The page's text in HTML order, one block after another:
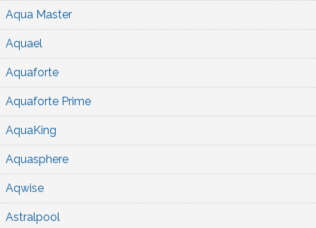
Aqua Master
Aquael
Aquaforte
Aquaforte Prime
AquaKing
Aquasphere
Aqwise
Astralpool